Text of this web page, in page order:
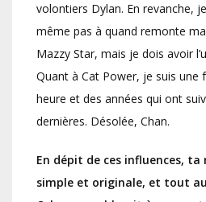
volontiers Dylan. En revanche,
même pas à quand remonte
Mazzy Star, mais je dois avoir
Quant à Cat Power, je suis une
heure et des années qui ont
dernières. Désolée, Chan.
En dépit de ces influences,
simple et originale, et tout